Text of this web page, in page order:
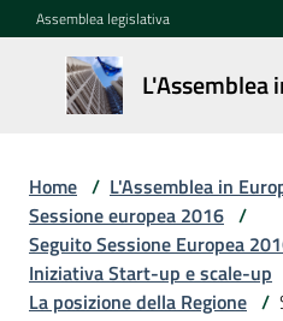
Vai al contenuto
Vai alla navigazione
Vai al footer
Assemblea legislativa
L'Assemblea
L'Assemblea
in Europa
Cos'è
la
Sessione
europea
Home / L'Assemblea in
Sessione europea 2016 /
Seguito Sessione Europea
Iniziativa Start-up e scale-up
La posizione della Regione /